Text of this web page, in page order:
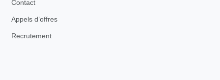
Contact
Appels d’offres
Recrutement